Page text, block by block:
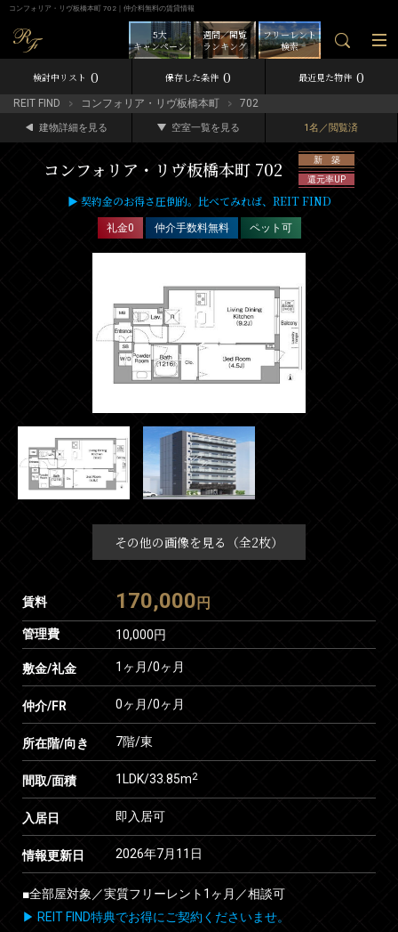
コンフォリア・リヴ板橋本町 702｜仲介料無料の賃貸情報
フリーレント
検索
週間／閲覧
ランキング
5大
キャンペーン
検討中リスト 0 保存した条件 0 最近見た物件 0
REIT FIND コンフォリア・リヴ板橋本町 702
建物詳細を見る 空室一覧を見る 1名／閲覧済
コンフォリア・リヴ板橋本町 702
新 築
還元率UP
▶ 契約金のお得さ圧倒的。比べてみれば、REIT FIND
礼金0 仲介手数料無料 ペット可
その他の画像を見る（全2枚）
賃料 170,000 円
管理費 10,000円
敷金/礼金 1ヶ月/0ヶ月
仲介/FR 0ヶ月/0ヶ月
所在階/向き 7階/東
間取/面積 1LDK/33.85m2
入居日 即入居可
情報更新日 2026年7月11日
■全部屋対象／実質フリーレント1ヶ月／相談可
▶ REIT FIND特典でお得にご契約くださいませ。